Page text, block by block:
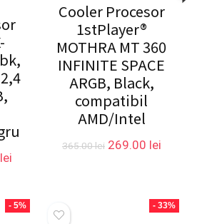
leiPrețul
359.00 lei.
Cooler Procesor
1stPlayer®
MOTHRA MT 360
INFINITE SPACE
ARGB, Black,
compatibil
AMD/Intel
365.00lei Prețul
365.00 lei.
269.00 leiPrețul
- 5% - 33%